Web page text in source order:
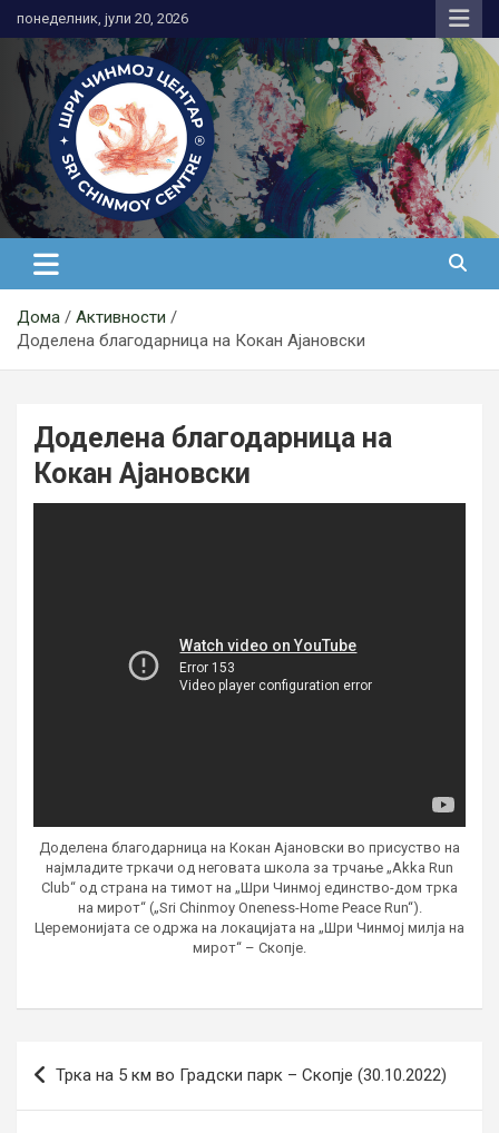
to
content
понеделник, јули 20, 2026
Медитација
Дома
Активности
Доделена благодарница на Кокан Ајановски
Доделена благодарница на
Кокан Ајановски
Доделена благодарница на Кокан Ајановски во присуство на
најмладите тркачи од неговата школа за трчање „Akka Run
Club“ од страна на тимот на „Шри Чинмој единство-дом трка
на мирот“ („Sri Chinmoy Oneness-Home Peace Run“).
Церемонијата се одржа на локацијата на „Шри Чинмој милја на
мирот“ – Скопје.
Навигација
на
Трка на 5 км во Градски парк – Скопје (30.10.2022)